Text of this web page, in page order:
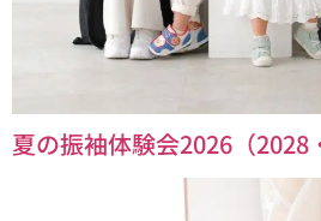
夏の振袖体験会2026（2028